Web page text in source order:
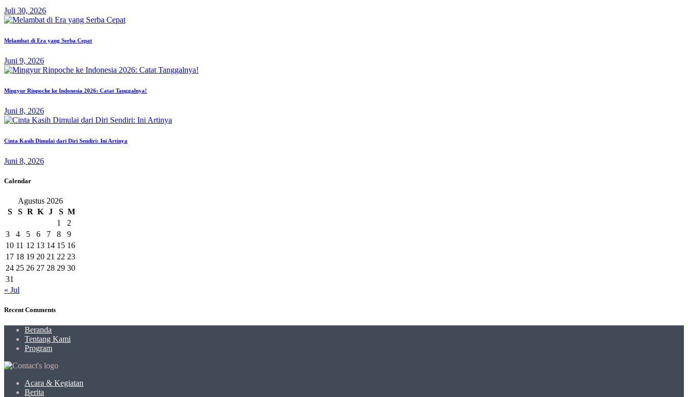
Juli 30, 2026
Melambat di Era yang Serba Cepat
Juni 9, 2026
Mingyur Rinpoche ke Indonesia 2026: Catat Tanggalnya!
Juni 8, 2026
Cinta Kasih Dimulai dari Diri Sendiri: Ini Artinya
Juni 8, 2026
Calendar
Agustus 2026
S
S R K J S M
1
2
3
4 5 6 7 8
9
10 11 12 13 14 15 16
17 18 19 20 21 22 23
24 25 26 27 28 29 30
31
« Jul
Recent Comments
Beranda
Tentang Kami
Program
Acara & Kegiatan
Berita